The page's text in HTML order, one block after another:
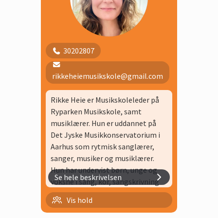
Store Kor
Voksenkor
30202807
rikkeheiemusikskole@gmail.com
Rikke Heie er Musikskoleleder på
Ryparken Musikskole, samt
musiklærer. Hun er uddannet på
Det Jyske Musikkonservatorium i
Aarhus som rytmisk sanglærer,
sanger, musiker og musiklærer.
Hun har undervist børn, unge og
voksne i sang, kor, sangskrivning
og musik i over 25 år. Blandt andet
på Skuespiller Akademiet,
Se hele beskrivelsen
Vis hold
Minikor